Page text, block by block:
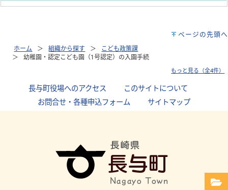
ページの先頭へ
ホーム 組織から探す
こども政策課
幼稚園・認定こども園（1号認定）の入園手続
もっと見る（全4件）
長与町役場へのアクセス このサイトについて
お問合せ・各種申込フォーム
サイトマップ